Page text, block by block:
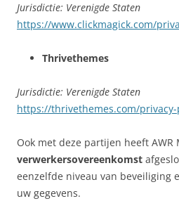
Jurisdictie: Verenigde Staten
https://www.clickmagick.com/
Thrivethemes
Jurisdictie: Verenigde Staten
https://thrivethemes.com/
Ook met deze partijen heeft AWR
verwerkersovereenkomst
eenzelfde niveau van beveiliging
uw gegevens.